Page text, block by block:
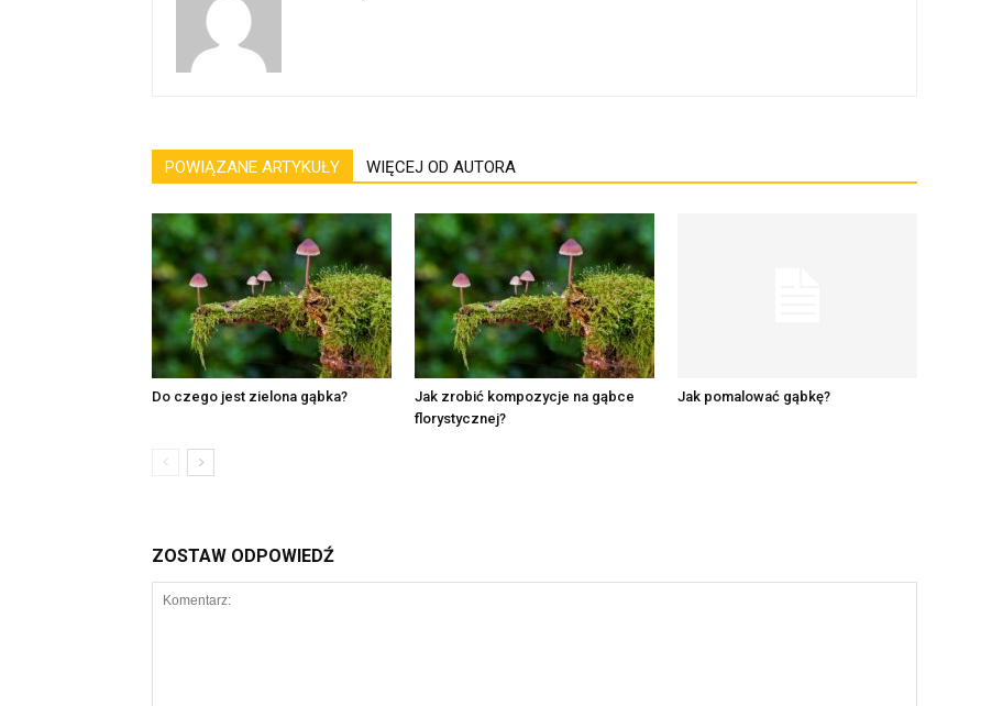
POWIĄZANE ARTYKUŁY WIĘCEJ OD AUTORA
Do czego jest zielona gąbka?
Jak zrobić kompozycje na gąbce
florystycznej?
Jak pomalować gąbkę?
ZOSTAW ODPOWIEDŹ